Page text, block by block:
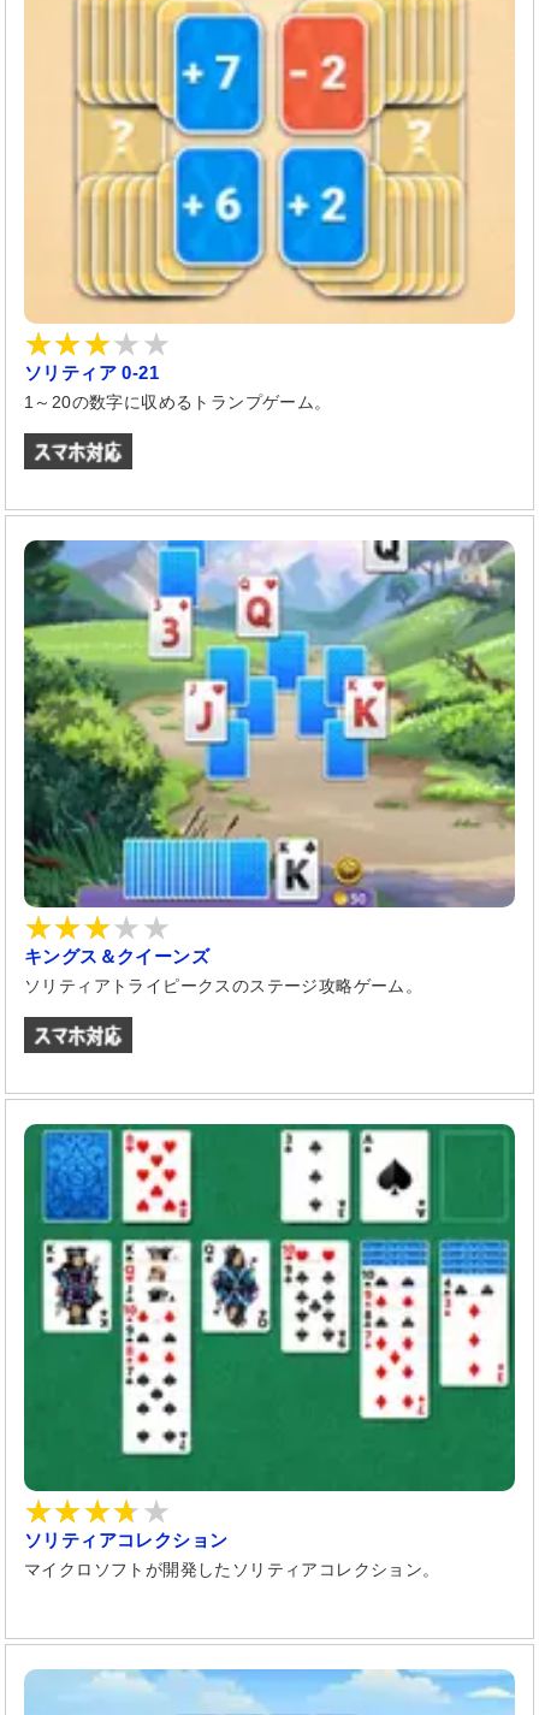
ソリティア 0-21
1～20の数字に収めるトランプゲーム。
キングス＆クイーンズ
ソリティアトライピークスのステージ攻略ゲーム。
ソリティアコレクション
マイクロソフトが開発したソリティアコレクション。